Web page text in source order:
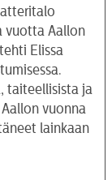
vuotta Aallon
Elissa
taiteellisista ja
vuonna
lainkaan